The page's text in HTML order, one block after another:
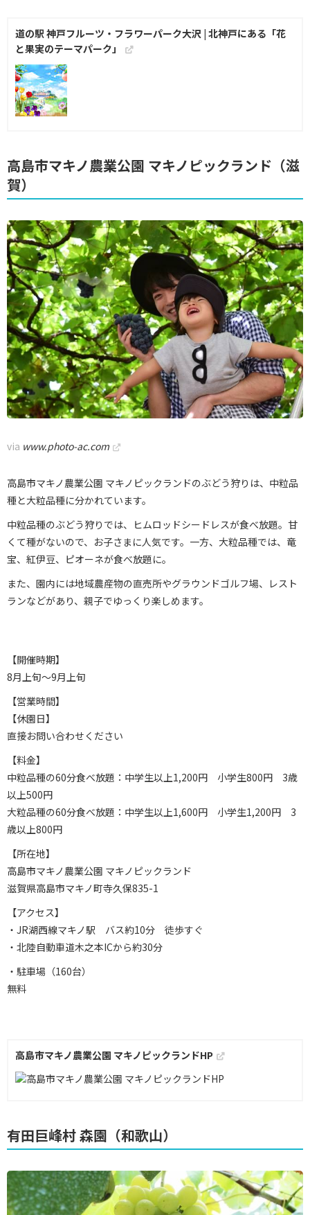
道の駅 神戸フルーツ・フラワーパーク大沢 | 北神戸にある「花
と果実のテーマパーク」
高島市マキノ農業公園 マキノピックランド（滋
賀）
via www.photo-ac.com
高島市マキノ農業公園 マキノピックランドのぶどう狩りは、中粒品
種と大粒品種に分かれています。
中粒品種のぶどう狩りでは、ヒムロッドシードレスが食べ放題。甘
くて種がないので、お子さまに人気です。一方、大粒品種では、竜
宝、紅伊豆、ピオーネが食べ放題に。
また、園内には地域農産物の直売所やグラウンドゴルフ場、レスト
ランなどがあり、親子でゆっくり楽しめます。
【開催時期】
8月上旬～9月上旬
【営業時間】
【休園日】
直接お問い合わせください
【料金】
中粒品種の60分食べ放題：中学生以上1,200円 小学生800円 3歳
以上500円
大粒品種の60分食べ放題：中学生以上1,600円 小学生1,200円 3
歳以上800円
【所在地】
高島市マキノ農業公園 マキノピックランド
滋賀県高島市マキノ町寺久保835-1
【アクセス】
・JR湖西線マキノ駅 バス約10分 徒歩すぐ
・北陸自動車道木之本ICから約30分
・駐車場（160台）
無料
高島市マキノ農業公園 マキノピックランドHP
有田巨峰村 森園（和歌山）